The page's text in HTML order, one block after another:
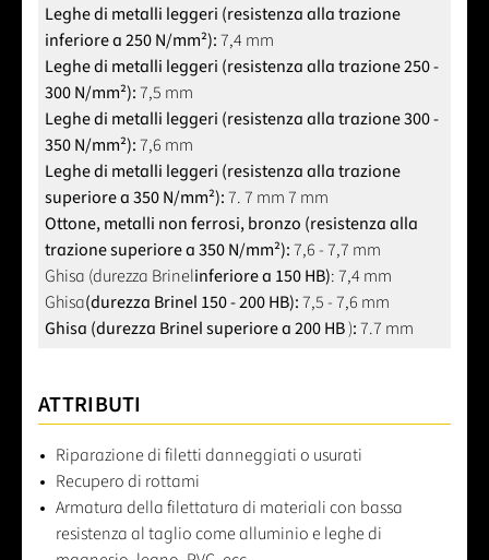
Leghe di metalli leggeri (resistenza alla trazione
inferiore a 250 N/mm²):7,4 mm
Leghe di metalli leggeri (resistenza alla trazione 250 -
300 N/mm²):7,5 mm
Leghe di metalli leggeri (resistenza alla trazione 300 -
350 N/mm²):7,6 mm
Leghe di metalli leggeri (resistenza alla trazione
superiore a 350 N/mm²):7. 7 mm 7 mm
Ottone, metalli non ferrosi, bronzo (resistenza alla
trazione superiore a 350 N/mm²):7,6 - 7,7 mm
Ghisa (durezza Brinelinferiore a 150 HB): 7,4 mm
Ghisa(durezza Brinel 150 - 200 HB):7,5 - 7,6 mm
Ghisa (durezza Brinel superiore a 200 HB):7.7 mm
ATTRIBUTI
Riparazione di filetti danneggiati o usurati
Recupero di rottami
Armatura della filettatura di materiali con bassa
resistenza al taglio come alluminio e leghe di